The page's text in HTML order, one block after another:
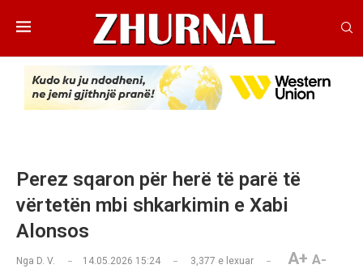
Perez sqaron për herë të parë të
vërtetën mbi shkarkimin e Xabi
Alonsos
Nga D. V. 14.05.2026 15:24 3,377 e lexuar A+ A-